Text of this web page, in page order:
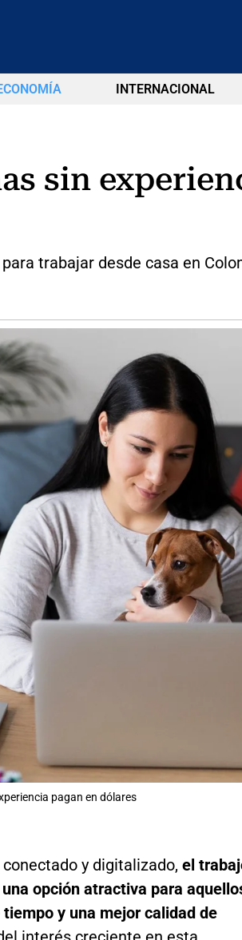
INTERNACIONAL
sin
trabajar desde casa en
pagan en dólares
y digitalizado, el
opción atractiva para
y una mejor calidad de